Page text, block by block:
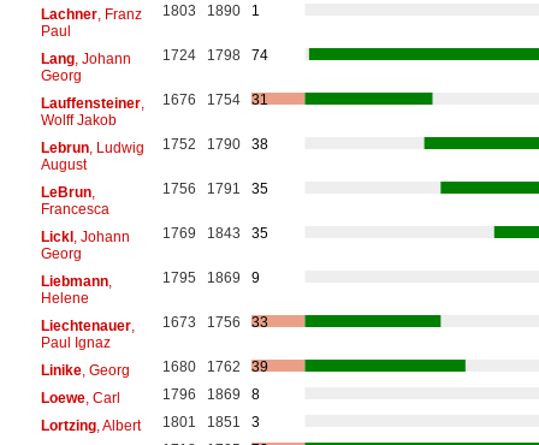
Lachner, Franz
Paul
1803 1890 1
Lang, Johann
Georg
1724 1798 74
Lauffensteiner,
Wolff Jakob
1676 1754 31
Lebrun, Ludwig
August
1752 1790 38
LeBrun,
Francesca
1756 1791 35
Lickl, Johann
Georg
1769 1843 35
Liebmann,
Helene
1795 1869 9
Liechtenauer,
Paul Ignaz
1673 1756 33
Linike, Georg 1680 1762
39
Loewe, Carl 1796 1869
8
Lortzing, Albert 1801 1851
3